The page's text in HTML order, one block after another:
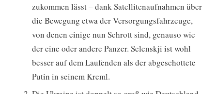
zukommen lässt – dank Satellitenaufnahmen über
die Bewegung etwa der Versorgungsfahrzeuge,
von denen einige nun Schrott sind, genauso wie
der eine oder andere Panzer. Selenskji ist wohl
besser auf dem Laufenden als der abgeschottete
Putin in seinem Kreml.